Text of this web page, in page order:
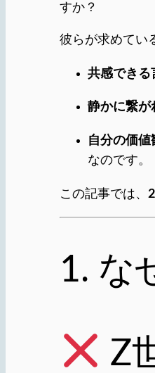
すか？
彼らが求めてい
共感できる
静かに繋が
自分の価
なのです。
この記事では、
1. な
Z